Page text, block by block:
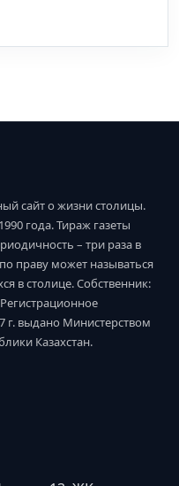
сайт о жизни столицы.
года. Тираж газеты
– три раза в
праву может называться
в столице. Собственник:
г. выдано Министерством
Казахстан.